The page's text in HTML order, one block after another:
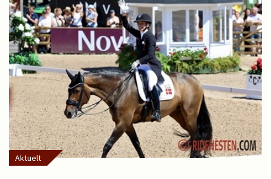
Aktuelt